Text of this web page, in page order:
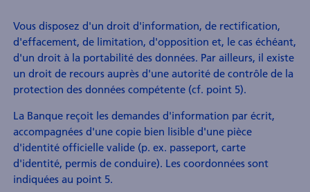
Vous disposez d'un droit d'information, de rectification,
d'effacement, de limitation, d'opposition et, le cas échéant,
d'un droit à la portabilité des données. Par ailleurs, il existe
un droit de recours auprès d'une autorité de contrôle de la
protection des données compétente (cf. point 5).
La Banque reçoit les demandes d'information par écrit,
accompagnées d'une copie bien lisible d'une pièce
d'identité officielle valide (p. ex. passeport, carte
d'identité, permis de conduire). Les coordonnées sont
indiquées au point 5.